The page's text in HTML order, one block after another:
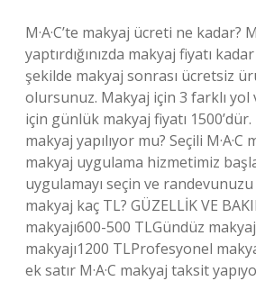
M·A·C’te makyaj ücreti ne kadar?
yaptırdığınızda makyaj fiyatı
şekilde makyaj sonrası ücretsiz
olursunuz. Makyaj için 3 farklı yol
için günlük makyaj fiyatı 1500’dür.
makyaj yapılıyor mu? Seçili M·A·C
makyaj uygulama hizmetimiz
uygulamayı seçin ve
makyaj kaç TL? GÜZELLİK VE
makyajı600-500 TLGündüz
makyajı1200 TLProfesyonel
ek satır M·A·C makyaj taksit